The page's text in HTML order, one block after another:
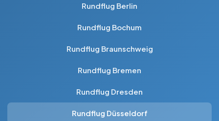
Rundflug Berlin
Rundflug Bochum
Rundflug Braunschweig
Rundflug Bremen
Rundflug Dresden
Rundflug Düsseldorf